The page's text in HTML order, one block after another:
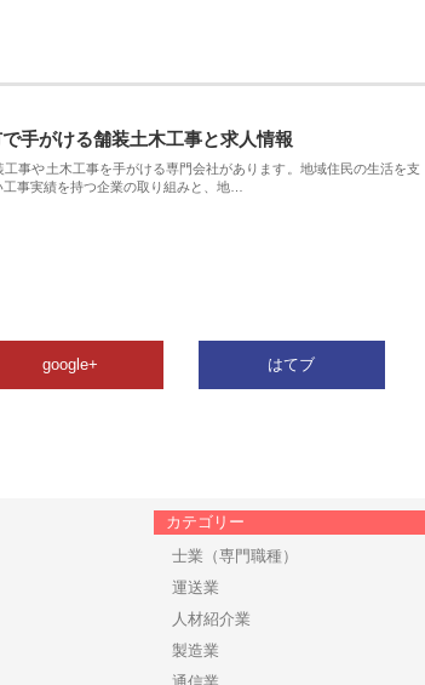
手がける舗装土木工事と求人情報
事や土木工事を手がける専門会社があります。地域住民の生活を支
事実績を持つ企業の取り組みと、地…
google+ はてブ
カテゴリー
士業（専門職種）
運送業
人材紹介業
製造業